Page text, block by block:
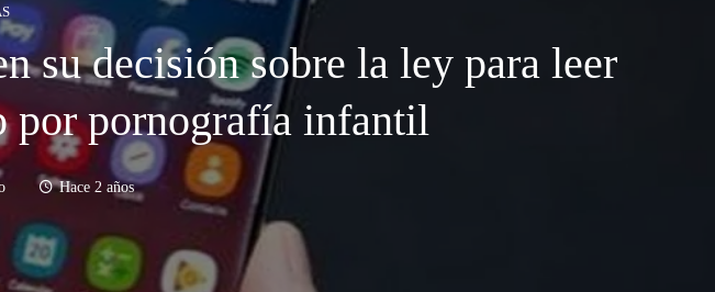
su decisión sobre la ley para leer
por pornografía infantil
Hace 2 años